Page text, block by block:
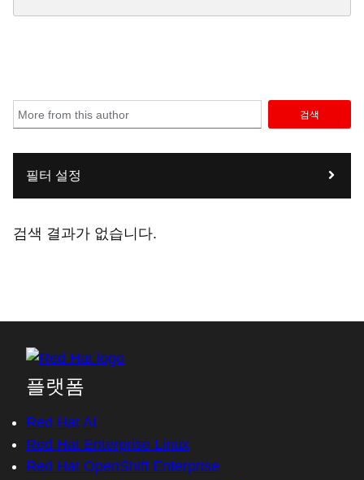
검색
필터 설정
검색 결과가 없습니다.
플랫폼
Red Hat AI
Red Hat Enterprise Linux
Red Hat OpenShift Enterprise